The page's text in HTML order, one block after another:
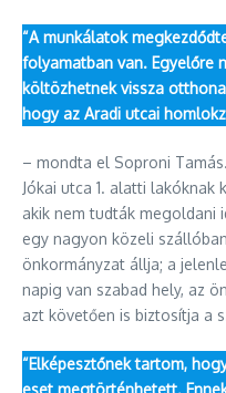
“A munkálatok
folyamatban van. Egyelőre
költözhetnek vissza
hogy az Aradi utcai
– mondta el Soproni
Jókai utca 1. alatti
akik nem tudták megoldani
egy nagyon közeli
önkormányzat állja; a
napig van szabad hely, az
azt követően is biztosítja a
“Elképesztőnek tartom,